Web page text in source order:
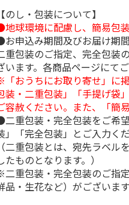
【のし・包装について】
球環境に配慮し、簡易包
申込み期間及びお届け期
重包装のご指定、完全包装
います。各商品ページにて
おうちにお取り寄せ」に
装・二重包装」「手提げ袋
容赦ください。また、「簡
重包装・完全包装をご希望
」「完全包装」とご入力くだ
（二重包装とは、宛先ラベ
たものとなります。）
重包装・完全包装のご指
品・生花など）がございま